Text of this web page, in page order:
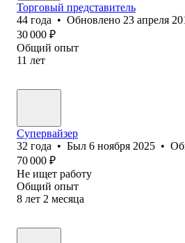
Торговый представитель
44 года • Обновлено 23 апреля
30 000 ₽
Общий опыт
11 лет
Супервайзер
32 года • Был 6 ноября 2025 •
70 000 ₽
Не ищет работу
Общий опыт
8 лет 2 месяца